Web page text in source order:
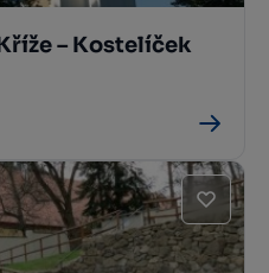
– Kostelíček